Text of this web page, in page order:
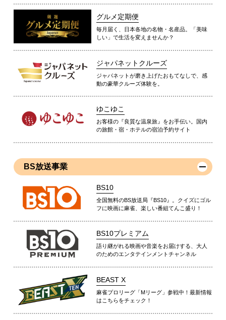
グルメ定期便
毎月届く、日本各地の名物・名産品。「美味
しい」で生活を変えませんか？
ジャパネットクルーズ
ジャパネットが磨き上げたおもてなしで、感
動の豪華クルーズ体験を。
ゆこゆこ
お客様の『良質な温泉旅』をお手伝い。国内
の旅館・宿・ホテルの宿泊予約サイト
BS放送事業
BS10
全国無料のBS放送局『BS10』。クイズにゴル
フに映画に麻雀、楽しい番組てんこ盛り！
BS10プレミアム
語り継がれる映画や音楽をお届けする、大人
のためのエンタテインメントチャンネル
BEAST X
麻雀プロリーグ「Mリーグ」参戦中！最新情報
はこちらをチェック！